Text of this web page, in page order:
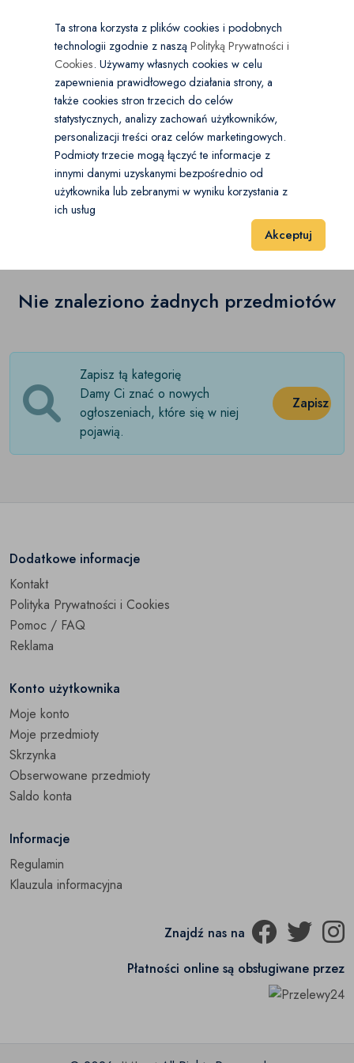
Wybierz kategorię
Belizna damska
Bielizna modelująca(0)
Biustonosze (0)
Gorsety (0)
Komplety(0)
Koszule nocne(0)
Skarpetki (0)
×
Kraj PL
PLN
Moda Belizna damska Rajstopy
Rajstopy (0)
20 60
Nie znaleziono żadnych przedmiotów
Zapisz tą kategorię
Damy Ci znać o nowych
ogłoszeniach, które się w niej
pojawią.
Zapisz
Dodatkowe informacje
Kontakt
Polityka Prywatności i Cookies
Pomoc / FAQ
Reklama
Konto użytkownika
Moje konto
Moje przedmioty
Skrzynka
Obserwowane przedmioty
Saldo konta
Informacje
Regulamin
Klauzula informacyjna
Znajdź nas na
Płatności online są obsługiwane przez
Ta strona korzysta z plików cookies i podobnych
technologii zgodnie z nasząPolityką Prywatności i
Cookies. Używamy własnych cookies w celu
zapewnienia prawidłowego działania strony, a
także cookies stron trzecich do celów
statystycznych, analizy zachowań użytkowników,
personalizacji treści oraz celów marketingowych.
Podmioty trzecie mogą łączyć te informacje z
innymi danymi uzyskanymi bezpośrednio od
użytkownika lub zebranymi w wyniku korzystania z
ich usług
Akceptuj